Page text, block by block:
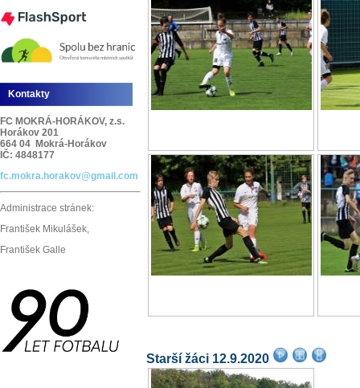
Starší žáci 12.9.2020
Kontakty
FC MOKRÁ-HORÁKOV, z.s.
Horákov 201
664 04 Mokrá-Horákov
IČ: 4848177
fc.mokra.horakov@gmail.com
Administrace stránek:
František Mikulášek,
František Galle